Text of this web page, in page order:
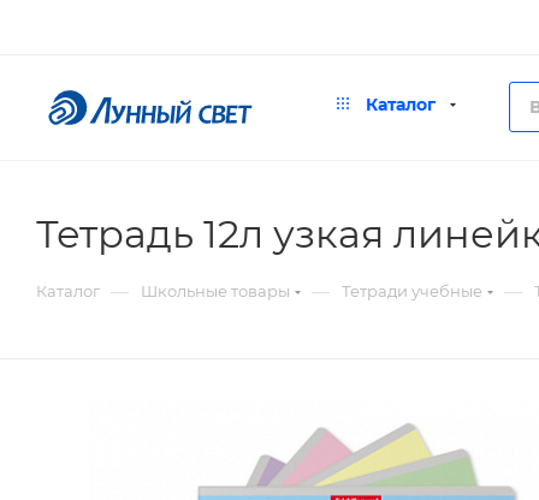
Каталог
Тетрадь 12л узкая
Каталог — Школьные товары — Тетради учебные —